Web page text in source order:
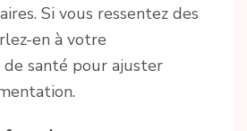
Si vous ressentez des
en à votre
de santé pour ajuster